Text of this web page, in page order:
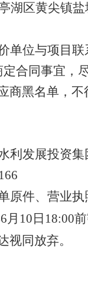
湖区黄尖镇盐
单位与项目
定合同事宜，
商黑名单，不
利发展投资集
原件、 营业执
6月 10 日 18:00前
视同放弃。